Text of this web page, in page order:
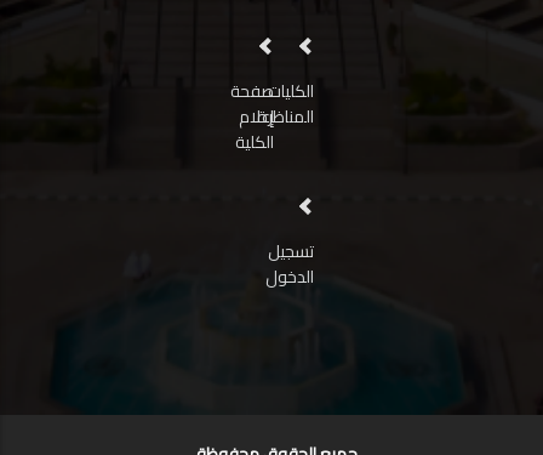
الكليات
المناظرة
صفحة
إعلام
الكلية
تسجيل
الدخول